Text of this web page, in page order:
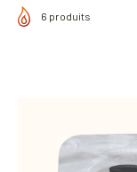
6 produits